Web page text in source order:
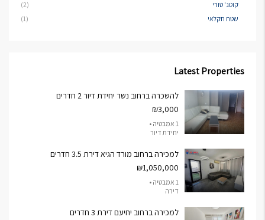
קוטג' טורי
(2)
שטח חקלאי
(1)
Latest Properties
להשכרה ברחוב נשר יחידת דיור 2 חדרים
₪3,000
1 אמבטיה •
יחידת דיור
למכירה ברחוב מורד הגיא דירת 3.5 חדרים
₪1,050,000
1 אמבטיה •
דירה
למכירה ברחוב יחיעם דירת 3 חדרים